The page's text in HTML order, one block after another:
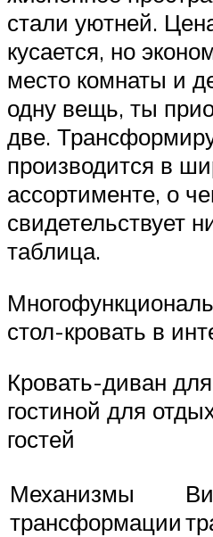
стали уютней.
кусается, но
место комнаты и
одну вещь, ты
две.
производится в
ассортименте, о
свидетельствует
таблица.
стол-кровать в
Кровать-диван
гостиной для
гостей
Механизмы
трансформации